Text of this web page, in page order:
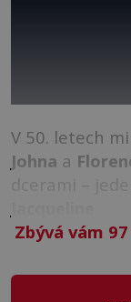
V 50. letech
Johna a
dcerami –
Zbývá vám 97